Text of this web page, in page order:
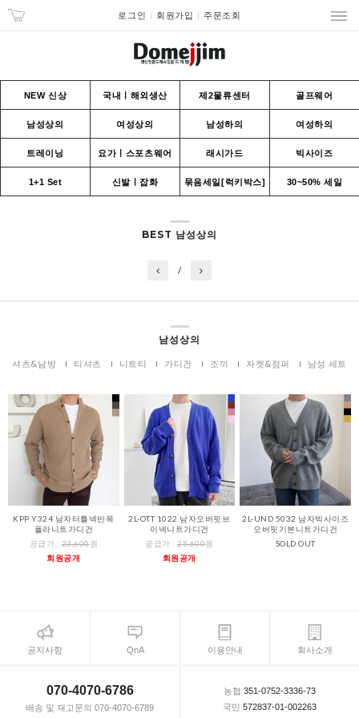
로그인 회원가입 주문조회
NEW 신상 국내ㅣ해외생산 제2물류센터 골프웨어
남성상의 여성상의 남성하의 여성하의
트레이닝 요가ㅣ스포츠웨어 래시가드 빅사이즈
1+1 Set 신발ㅣ잡화 묶음세일[럭키박스] 30~50% 세일
BEST 남성상의
/
남성상의
셔츠&남방 티셔츠 니트티 가디건 조끼 자켓&점퍼 남성 세트
KPP Y324 남자터틀넥반목
폴라니트가디건
공급가 :23,600원
회원공개
2L-OTT 1022 남자오버핏브
이넥니트가디건
공급가 :25,600원
회원공개
2L-UND 5032 남자빅사이즈
오버핏기본니트가디건
SOLD OUT
공지사항 QnA 이용안내 회사소개
070-4070-6786
배송 및 재고문의 070-4070-6789
농협 351-0752-3336-73
국민 572837-01-002263